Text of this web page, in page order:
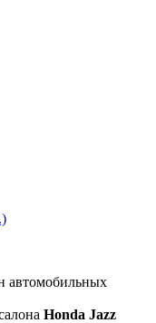
автомобильных
Honda Jazz